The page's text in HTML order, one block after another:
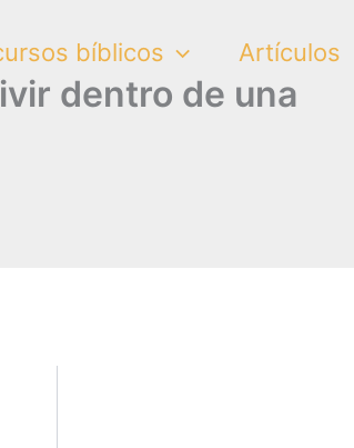
bíblicos Artículos
dentro de una